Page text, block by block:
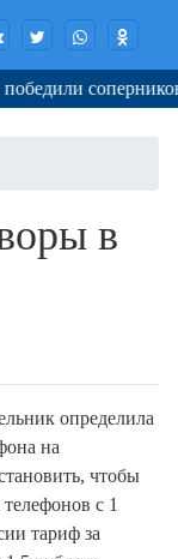
соперников
в
определила
на
чтобы
c 1
тариф за